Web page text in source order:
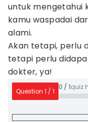
untuk mengetahui
kamu waspadai
alami.
Akan tetapi, perlu
tetapi perlu
dokter, ya!
Question 1 / 1
0 / 1quiz